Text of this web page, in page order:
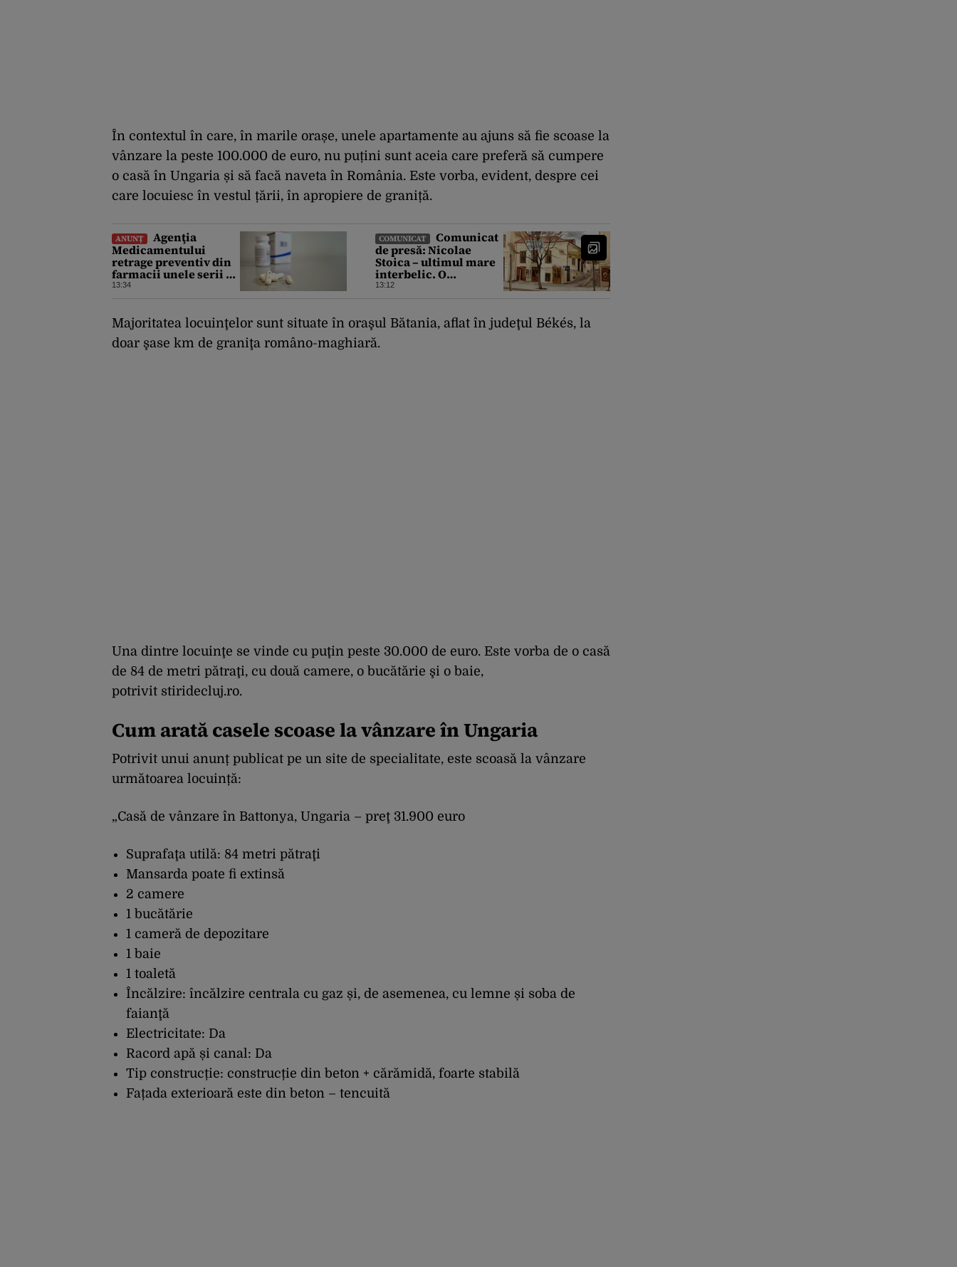
În contextul în care, în marile orașe, unele apartamente au ajuns să fie scoase la
vânzare la peste 100.000 de euro, nu puțini sunt aceia care preferă să cumpere
o casă în Ungaria și să facă naveta în România. Este vorba, evident, despre cei
care locuiesc în vestul țării, în apropiere de graniță.
ANUNȚ
Agenţia
Medicamentului
retrage preventiv din
farmacii unele serii de
Colebil și Panzcebil.
13:34
COMUNICAT
Comunicat
de presă: Nicolae
Stoica – ultimul mare
interbelic. O
recuperare istorică
13:12
Majoritatea locuinţelor sunt situate în oraşul Bătania, aflat în judeţul Békés, la
doar şase km de graniţa româno-maghiară.
Una dintre locuinţe se vinde cu puţin peste 30.000 de euro. Este vorba de o casă
de 84 de metri pătraţi, cu două camere, o bucătărie şi o baie,
potrivit stiridecluj.ro.
Cum arată casele scoase la vânzare în Ungaria
Potrivit unui anunț publicat pe un site de specialitate, este scoasă la vânzare
următoarea locuință:
„Casă de vânzare în Battonya, Ungaria – preţ 31.900 euro
Suprafaţa utilă: 84 metri pătraţi
Mansarda poate fi extinsă
2 camere
1 bucătărie
1 cameră de depozitare
1 baie
1 toaletă
Încălzire: încălzire centrala cu gaz și, de asemenea, cu lemne și soba de
faianţă
Electricitate: Da
Racord apă și canal: Da
Tip construcție: construcție din beton + cărămidă, foarte stabilă
Fațada exterioară este din beton – tencuită